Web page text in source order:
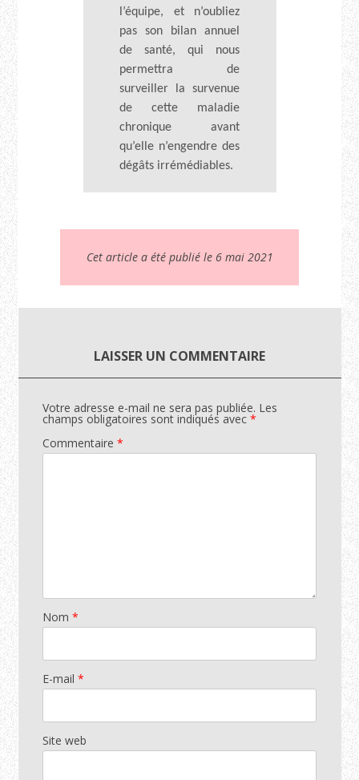
l’équipe, et n’oubliez
pas son bilan annuel
de santé, qui nous
permettra de
surveiller la survenue
de cette maladie
chronique avant
qu’elle n’engendre des
dégâts irrémédiables.
Cet article a été publié le 6 mai 2021
LAISSER UN COMMENTAIRE
Votre adresse e-mail ne sera pas publiée. Les
champs obligatoires sont indiqués avec *
Commentaire *
Nom *
E-mail *
Site web